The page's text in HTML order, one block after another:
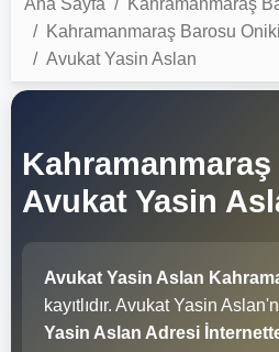
Kahramanmaraş Barosu
Avukat Yasin Aslan
Avukat Yasin
Avukat Yasin Aslan
kayıtlıdır. Avukat Yasin
Yasin Aslan Adresi